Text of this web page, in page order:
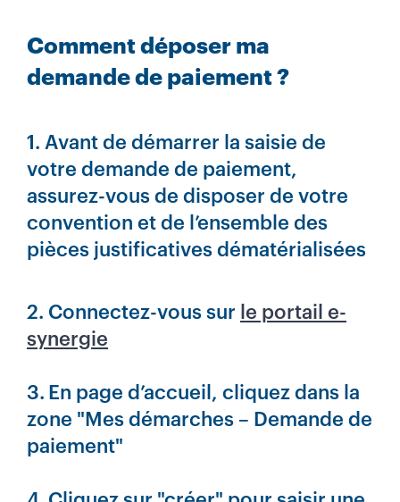
Comment déposer ma
demande de paiement ?
1. Avant de démarrer la saisie de
votre demande de paiement,
assurez-vous de disposer de votre
convention et de l’ensemble des
pièces justificatives dématérialisées
2. Connectez-vous sur le portail e-
synergie
3. En page d’accueil, cliquez dans la
zone "Mes démarches – Demande de
paiement"